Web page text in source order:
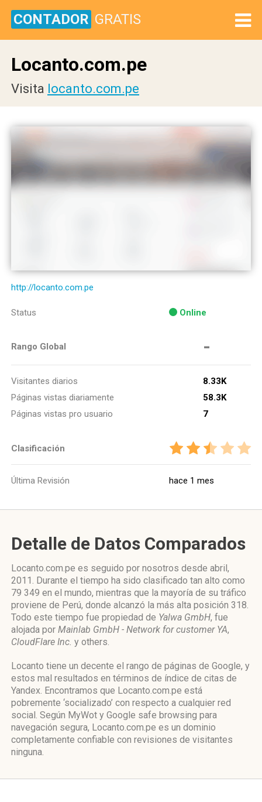
CONTADOR GRATIS
Locanto.com.pe
Visita locanto.com.pe
http://locanto.com.pe
Status Online
Rango Global -
Visitantes diarios
8.33K
Páginas vistas diariamente
58.3K
Páginas vistas pro usuario
7
Clasificación
Última Revisión hace 1 mes
Detalle de Datos Comparados
Locanto.com.pe es seguido por nosotros desde abril,
2011. Durante el tiempo ha sido clasificado tan alto como
79 349 en el mundo, mientras que la mayoría de su tráfico
proviene de Perú, donde alcanzó la más alta posición 318.
Todo este tiempo fue propiedad de Yalwa GmbH, fue
alojada por Mainlab GmbH - Network for customer YA,
CloudFlare Inc. y others.
Locanto tiene un decente el rango de páginas de Google, y
estos mal resultados en términos de índice de citas de
Yandex. Encontramos que Locanto.com.pe está
pobremente ‘socializado’ con respecto a cualquier red
social. Según MyWot y Google safe browsing para
navegación segura, Locanto.com.pe es un dominio
completamente confiable con revisiones de visitantes
ninguna.